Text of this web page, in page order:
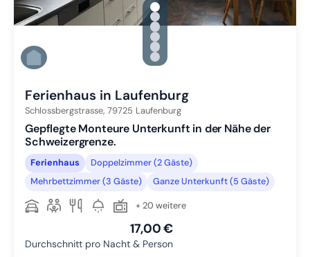
gallery.slide_selector
Zu Slide 1 wechseln
Zu Slide 2 wechseln
Zu Slide 3 wechseln
Zu Slide 4 wechseln
Zu Slide 5 wechseln
Zu Slide 6 wechseln
Ferienhaus in Laufenburg
Schlossbergstrasse, 79725 Laufenburg
Gepflegte Monteure Unterkunft in der Nähe der
Schweizergrenze.
Ferienhaus
Doppelzimmer (2 Gäste)
Mehrbettzimmer (3 Gäste)
Ganze Unterkunft (5 Gäste)
+ 20 weitere
17,00 €
Durchschnitt pro Nacht & Person